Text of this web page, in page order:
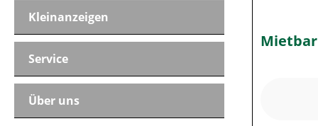
Kleinanzeigen
Service
Über uns